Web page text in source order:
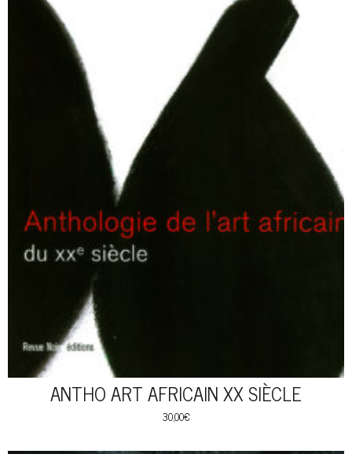
ANTHO ART AFRICAIN XX SIÈCLE
30,00€